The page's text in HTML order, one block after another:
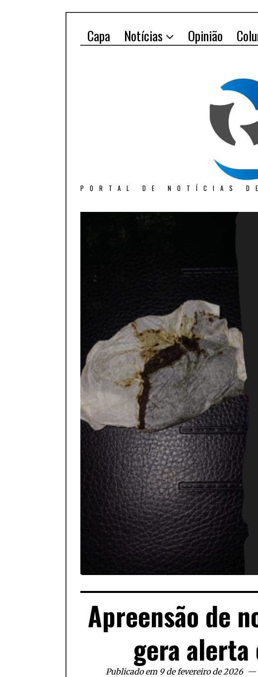
Capa Notícias Opinião
PORTAL DE NOTÍCIAS
Apreensão de
gera alerta
Publicado em 9 de fevereiro de 2026